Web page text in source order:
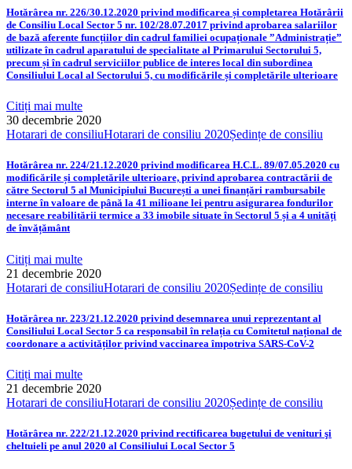
Hotărârea nr. 226/30.12.2020 privind modificarea și completarea Hotărârii
de Consiliu Local Sector 5 nr. 102/28.07.2017 privind aprobarea salariilor
de bază aferente funcțiilor din cadrul familiei ocupaționale ”Administrație”
utilizate în cadrul aparatului de specialitate al Primarului Sectorului 5,
precum și în cadrul serviciilor publice de interes local din subordinea
Consiliului Local al Sectorului 5, cu modificările și completările ulterioare
Citiți mai multe
30 decembrie 2020
Hotarari de consiliuHotarari de consiliu 2020Ședințe de consiliu
Hotărârea nr. 224/21.12.2020 privind modificarea H.C.L. 89/07.05.2020 cu
modificările și completările ulterioare, privind aprobarea contractării de
către Sectorul 5 al Municipiului București a unei finanțări rambursabile
interne în valoare de până la 41 milioane lei pentru asigurarea fondurilor
necesare reabilitării termice a 33 imobile situate în Sectorul 5 și a 4 unități
de învățământ
Citiți mai multe
21 decembrie 2020
Hotarari de consiliuHotarari de consiliu 2020Ședințe de consiliu
Hotărârea nr. 223/21.12.2020 privind desemnarea unui reprezentant al
Consiliului Local Sector 5 ca responsabil în relația cu Comitetul național de
coordonare a activităților privind vaccinarea împotriva SARS-CoV-2
Citiți mai multe
21 decembrie 2020
Hotarari de consiliuHotarari de consiliu 2020Ședințe de consiliu
Hotărârea nr. 222/21.12.2020 privind rectificarea bugetului de venituri şi
cheltuieli pe anul 2020 al Consiliului Local Sector 5